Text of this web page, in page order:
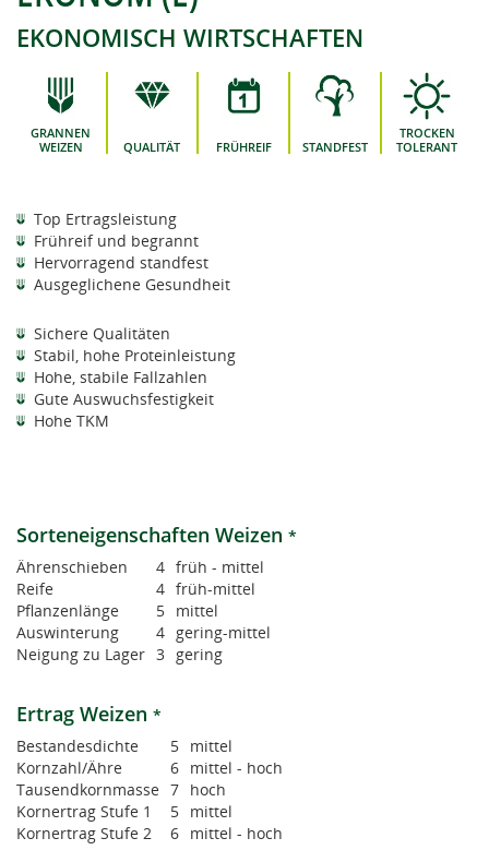
EKONOMISCH WIRTSCHAFTEN
GRANNEN
WEIZEN
QUALITÄT FRÜHREIF STANDFEST
TROCKEN
TOLERANT
Top Ertragsleistung
Frühreif und begrannt
Hervorragend standfest
Ausgeglichene Gesundheit
Sichere Qualitäten
Stabil, hohe Proteinleistung
Hohe, stabile Fallzahlen
Gute Auswuchsfestigkeit
Hohe TKM
Sorteneigenschaften Weizen *
Ährenschieben 4 früh - mittel
Reife
4 früh-mittel
Pflanzenlänge
5 mittel
Auswinterung
4 gering-mittel
Neigung zu Lager 3 gering
Ertrag Weizen *
Bestandesdichte 5 mittel
Kornzahl/Ähre
6 mittel - hoch
Tausendkornmasse 7 hoch
Kornertrag Stufe 1
5 mittel
Kornertrag Stufe 2
6 mittel - hoch